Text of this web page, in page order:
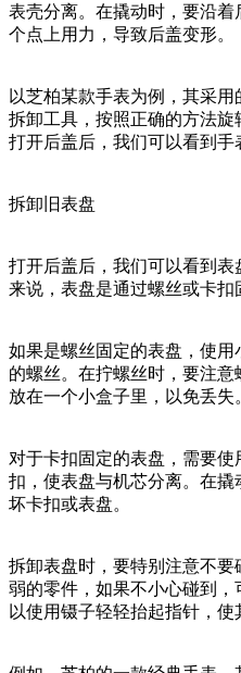
表壳分离。在撬动时，要沿
个点上用力，导致后盖变形。
以芝柏某款手表为例，其采
拆卸工具，按照正确的方法旋
打开后盖后，我们可以看到手
拆卸旧表盘
打开后盖后，我们可以看到
来说，表盘是通过螺丝或卡扣
如果是螺丝固定的表盘，使
的螺丝。在拧螺丝时，要注
放在一个小盒子里，以免丢失
对于卡扣固定的表盘，需要
扣，使表盘与机芯分离。在
坏卡扣或表盘。
拆卸表盘时，要特别注意不
弱的零件，如果不小心碰到
以使用镊子轻轻抬起指针，使